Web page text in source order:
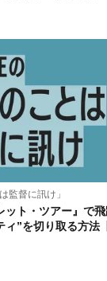
監督に訊け」
ット・ツアー』で
ィ”を切り取る方法